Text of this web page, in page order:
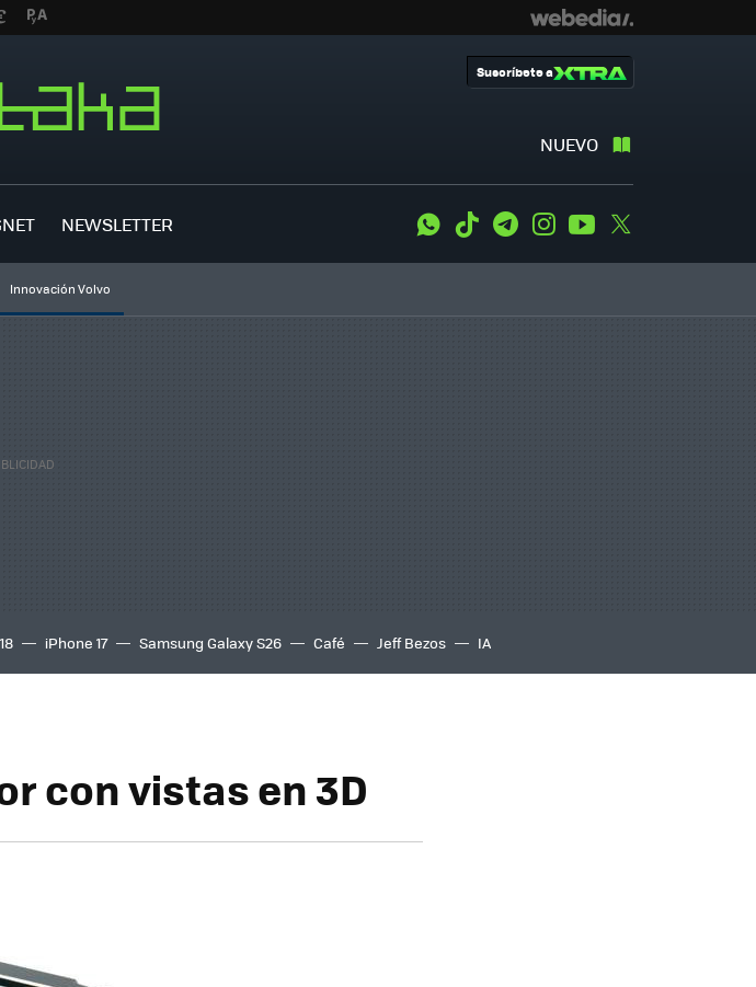
NUEVO
Suscríbete a
NEWSLETTER WhatsApp
Tiktok TelegramInstagramYoutube
Innovación Volvo
iPhone 17 Samsung Galaxy S26 Café Jeff Bezos IA
con vistas en 3D